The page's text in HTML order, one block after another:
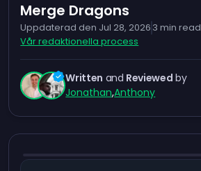
Merge Dragons
Uppdaterad den Jul 28, 2026 3 min read
Vår redaktionella process
Written and Reviewed by
Jonathan,Anthony